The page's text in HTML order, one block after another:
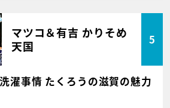
マツコ＆有吉 かりそめ
天国
5
濯事情 たくろうの滋賀の魅力